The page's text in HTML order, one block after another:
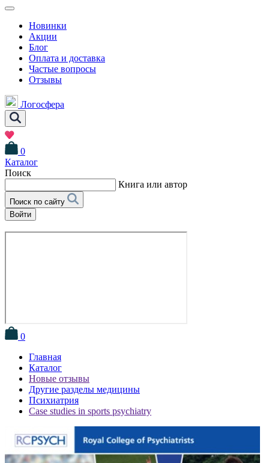
Новинки
Акции
Блог
Оплата и доставка
Частые вопросы
Отзывы
Логосфера
0
Каталог
Поиск
Книга или автор
Поиск по сайту
Войти
0
Главная
Каталог
Новые отзывы
Другие разделы медицины
Психиатрия
Case studies in sports psychiatry